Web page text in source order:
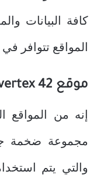
كافة البيانات
المواقع تتوافر في
موقع vertex 42:
إنه من المواقع
مجموعة ضخمة
والتي يتم